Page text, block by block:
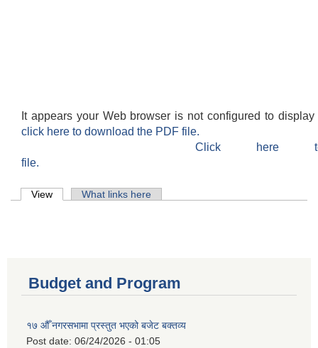
It appears your Web browser is not configured to
click here to download the PDF file.
Click here
file.
Primary tabs
View (active tab)What links here
Budget and Program
१७ औँ नगरसभामा प्रस्तुत भएको बजेट बक्तव्य
Post date: 06/24/2026 - 01:05